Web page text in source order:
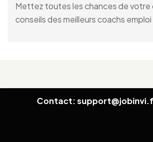
Mettez toutes les chances de votre
conseils des meilleurs coachs
Contact: